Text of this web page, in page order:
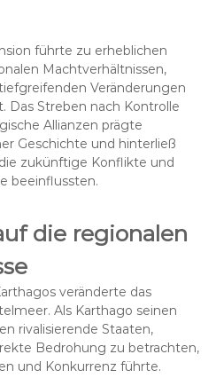
führte zu erheblichen
Machtverhältnissen,
Veränderungen
Das Streben nach Kontrolle
Allianzen prägte
Geschichte und hinterließ
zukünftige Konflikte und
beeinflussten.
die regionalen
veränderte das
Als Karthago seinen
rivalisierende Staaten,
Bedrohung zu betrachten,
und Konkurrenz führte.